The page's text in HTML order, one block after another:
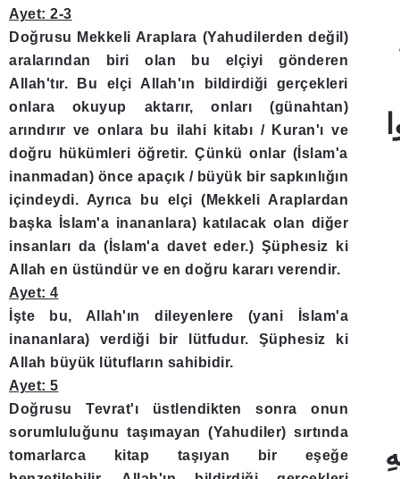
Ayet: 2-3
Doğrusu Mekkeli Araplara (Yahudilerden değil)
aralarından biri olan bu elçiyi gönderen
Allah'tır. Bu elçi Allah'ın bildirdiği gerçekleri
onlara okuyup aktarır, onları (günahtan)
arındırır ve onlara bu ilahi kitabı / Kuran'ı ve
doğru hükümleri öğretir. Çünkü onlar (İslam'a
inanmadan) önce apaçık / büyük bir sapkınlığın
içindeydi. Ayrıca bu elçi (Mekkeli Araplardan
başka İslam'a inananlara) katılacak olan diğer
insanları da (İslam'a davet eder.) Şüphesiz ki
Allah en üstündür ve en doğru kararı verendir.
Ayet: 4
İşte bu, Allah'ın dileyenlere (yani İslam'a
inananlara) verdiği bir lütfudur. Şüphesiz ki
Allah büyük lütufların sahibidir.
Ayet: 5
Doğrusu Tevrat'ı üstlendikten sonra onun
sorumluluğunu taşımayan (Yahudiler) sırtında
tomarlarca kitap taşıyan bir eşeğe